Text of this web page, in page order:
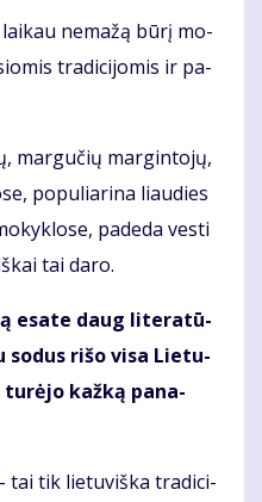
ne­ma­žą bū­rį mo­
tra­di­ci­jo­mis ir pa­
mar­gu­čių mar­gin­to­jų,
po­pu­lia­ri­na liau­dies
pa­de­da ves­ti
tai da­ro.
esa­te daug li­te­ra­tū­
so­dus ri­šo vi­sa Lie­tu­
tu­rė­jo kaž­ką pa­na­
tai tik lie­tu­viš­ka tra­di­ci­